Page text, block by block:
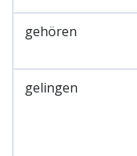
gehören
gelingen